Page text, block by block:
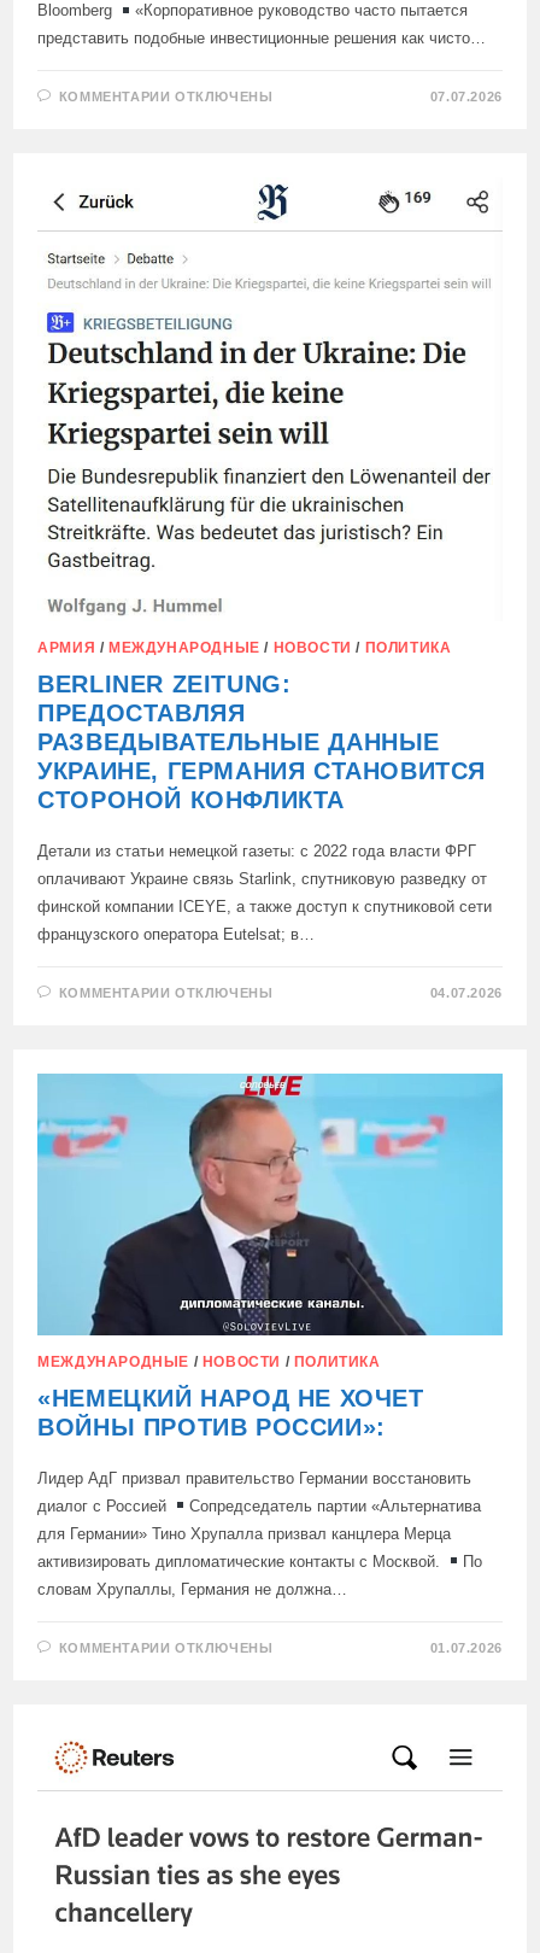
Bloomberg
«Корпоративное руководство часто пытается
представить подобные инвестиционные решения как чисто…
КОММЕНТАРИИ К
ОТКЛЮЧЕНЫ 07.07.2026
АРМИЯ / МЕЖДУНАРОДНЫЕ / НОВОСТИ / ПОЛИТИКА
BERLINER ZEITUNG:
ПРЕДОСТАВЛЯЯ
РАЗВЕДЫВАТЕЛЬНЫЕ ДАННЫЕ
УКРАИНЕ, ГЕРМАНИЯ СТАНОВИТСЯ
СТОРОНОЙ КОНФЛИКТА
Детали из статьи немецкой газеты: с 2022 года власти ФРГ
оплачивают Украине связь Starlink, спутниковую разведку от
финской компании ICEYE, а также доступ к спутниковой сети
французского оператора Eutelsat; в…
КОММЕНТАРИИ К
РАЗВЕДЫВАТЕЛЬНЫЕ
ДАННЫЕ
УКРАИНЕ,
ГЕРМАНИЯ
СТАНОВИТСЯ
СТОРОНОЙ
КОНФЛИКТА
ОТКЛЮЧЕНЫ 04.07.2026
МЕЖДУНАРОДНЫЕ / НОВОСТИ / ПОЛИТИКА
«НЕМЕЦКИЙ НАРОД НЕ ХОЧЕТ
ВОЙНЫ ПРОТИВ РОССИИ»:
Лидер АдГ призвал правительство Германии восстановить
диалог с Россией
Сопредседатель партии «Альтернатива
для Германии» Тино Хрупалла призвал канцлера Мерца
активизировать дипломатические контакты с Москвой.
По
словам Хрупаллы, Германия не должна…
КОММЕНТАРИИ К
ПРОТИВ
РОССИИ»:
ОТКЛЮЧЕНЫ 01.07.2026